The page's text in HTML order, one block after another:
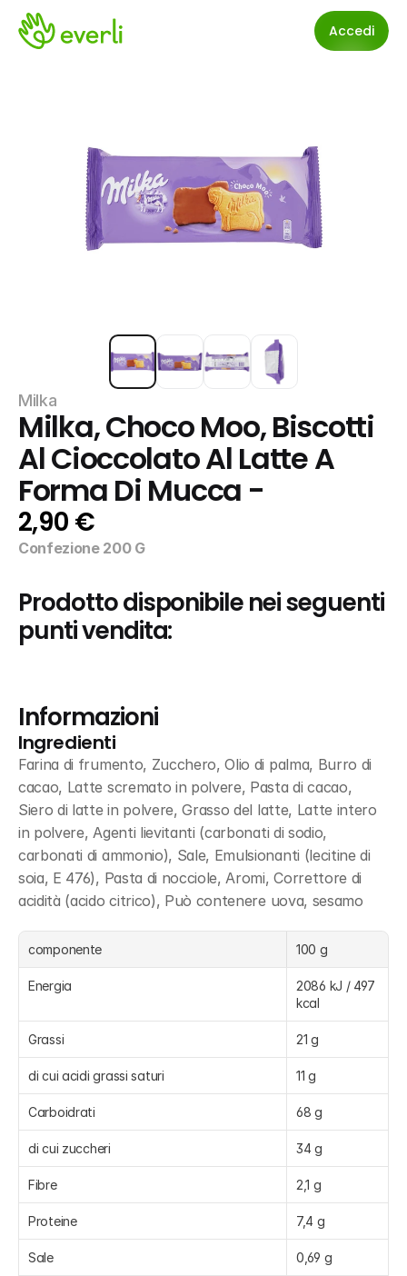
Accedi
Milka
Milka, Choco Moo, Biscotti
Al Cioccolato Al Latte A
Forma Di Mucca -
2,90 €
Confezione 200 G
Prodotto disponibile nei seguenti
punti vendita:
Informazioni
Ingredienti
Farina di frumento, Zucchero, Olio di palma, Burro di
cacao, Latte scremato in polvere, Pasta di cacao,
Siero di latte in polvere, Grasso del latte, Latte intero
in polvere, Agenti lievitanti (carbonati di sodio,
carbonati di ammonio), Sale, Emulsionanti (lecitine di
soia, E 476), Pasta di nocciole, Aromi, Correttore di
acidità (acido citrico), Può contenere uova, sesamo
componente 100 g
Energia
2086 kJ / 497
kcal
Grassi 21 g
di cui acidi grassi saturi 11 g
Carboidrati 68 g
di cui zuccheri 34 g
Fibre 2,1 g
Proteine 7,4 g
Sale 0,69 g